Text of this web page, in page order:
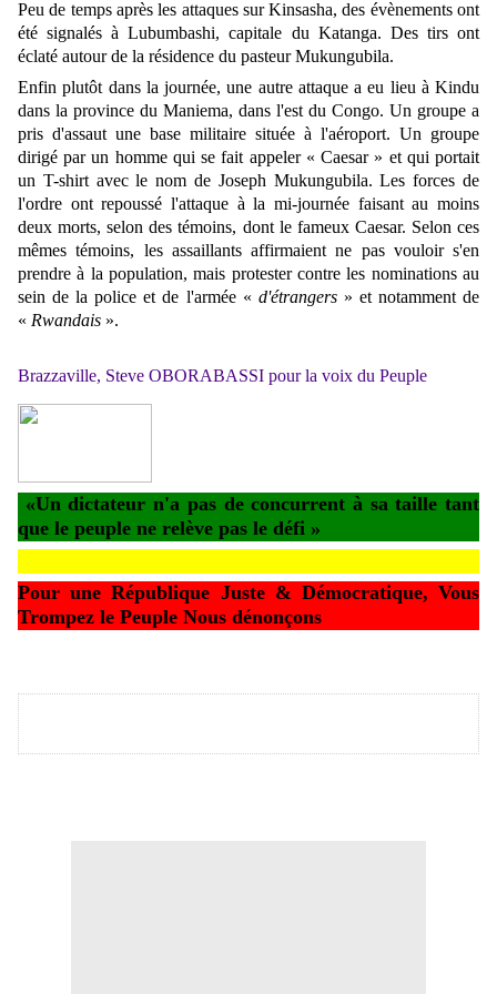
Peu de temps après les attaques sur Kinsasha, des évènements ont
été signalés à Lubumbashi, capitale du Katanga. Des tirs ont
éclaté autour de la résidence du pasteur Mukungubila.
Enfin plutôt dans la journée, une autre attaque a eu lieu à Kindu
dans la province du Maniema, dans l'est du Congo. Un groupe a
pris d'assaut une base militaire située à l'aéroport. Un groupe
dirigé par un homme qui se fait appeler « Caesar » et qui portait
un T-shirt avec le nom de Joseph Mukungubila. Les forces de
l'ordre ont repoussé l'attaque à la mi-journée faisant au moins
deux morts, selon des témoins, dont le fameux Caesar. Selon ces
mêmes témoins, les assaillants affirmaient ne pas vouloir s'en
prendre à la population, mais protester contre les nominations au
sein de la police et de l'armée « d'étrangers » et notamment de
« Rwandais ».
Brazzaville, Steve OBORABASSI pour la voix du Peuple
«Un dictateur n'a pas de concurrent à sa taille tant
que le peuple ne relève pas le défi »
Pour uneRépublique Juste & Démocratique, Vous
Trompez le Peuple Nous dénonçons